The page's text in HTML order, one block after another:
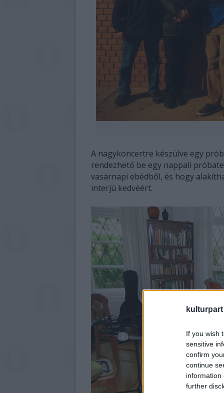
kulturpart
If you wish
sensitive
confirm
continue
information
further
A nagykoncertre készülve egy
rendezhető be egy nappali
vasárnapi ebédből, és hogy
interjú kedvéért.